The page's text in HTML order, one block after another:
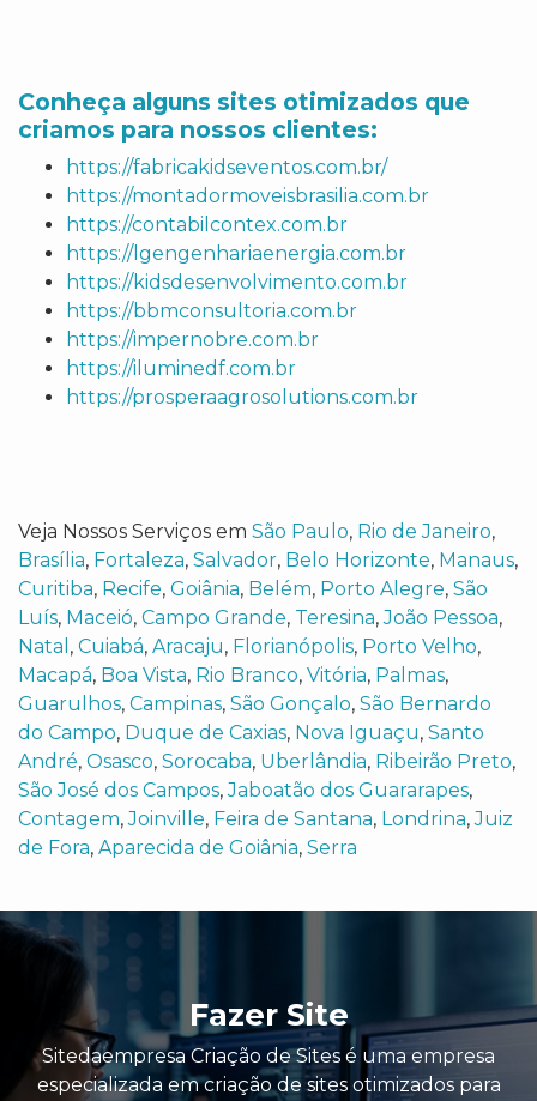
Conheça alguns sites otimizados que
criamos para nossos clientes:
https://fabricakidseventos.com.br/
https://montadormoveisbrasilia.com.br
https://contabilcontex.com.br
https://lgengenhariaenergia.com.br
https://kidsdesenvolvimento.com.br
https://bbmconsultoria.com.br
https://impernobre.com.br
https://iluminedf.com.br
https://prosperaagrosolutions.com.br
Veja Nossos Serviços em São Paulo, Rio de Janeiro,
Brasília, Fortaleza, Salvador, Belo Horizonte, Manaus,
Curitiba, Recife, Goiânia, Belém, Porto Alegre, São
Luís, Maceió, Campo Grande, Teresina,João Pessoa,
Natal , Cuiabá, Aracaju, Florianópolis, Porto Velho,
Macapá, Boa Vista, Rio Branco, Vitória, Palmas,
Guarulhos, Campinas, São Gonçalo, São Bernardo
do Campo, Duque de Caxias, Nova Iguaçu, Santo
André, Osasco, Sorocaba, Uberlândia, Ribeirão Preto,
São José dos Campos,Jaboatão dos Guararapes,
Contagem,Joinville, Feira de Santana, Londrina,Juiz
de Fora, Aparecida de Goiânia, Serra
Fazer Site
Sitedaempresa Criação de Sites é uma empresa
especializada em criação de sites otimizados para